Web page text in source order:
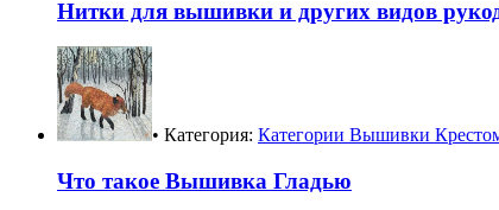
Нитки для вышивки и других видов
• Категория: Категории Вышивки
Что такое Вышивка Гладью